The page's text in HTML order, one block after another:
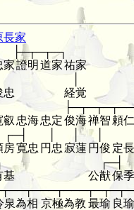
長家
├─┬─┬─┐
家證明 道家祐家
忠
経覚
叡 忠海忠定俊海禅智 頼仁
┌─┤
房寛忠 円忠 寂蓮 円俊 定長
┌─┤
基 公猷保季
泉為相 京極為教 最瑜 良瑜